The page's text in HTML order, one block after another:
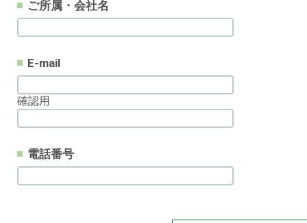
ご所属・会社名
E-mail
確認用
電話番号